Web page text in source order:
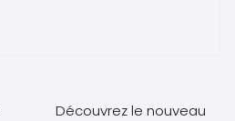
Découvrez le nouveau